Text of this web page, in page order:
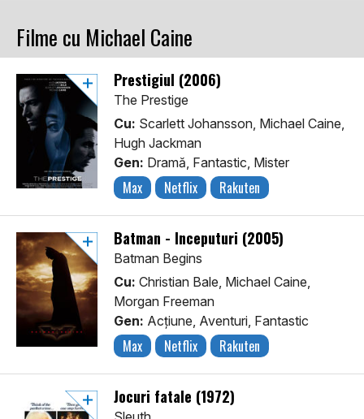
Filme cu Michael Caine
Prestigiul (2006)
The Prestige
Cu: Scarlett Johansson, Michael Caine,
Hugh Jackman
Gen: Dramă, Fantastic, Mister
Max Netflix Rakuten
Batman - Începuturi (2005)
Batman Begins
Cu: Christian Bale, Michael Caine,
Morgan Freeman
Gen: Acţiune, Aventuri, Fantastic
Max Netflix Rakuten
Jocuri fatale (1972)